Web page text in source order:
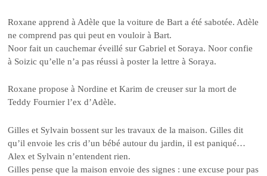
Roxane apprend à Adèle que la voiture de Bart a été sabotée. Adèle
ne comprend pas qui peut en vouloir à Bart.
Noor fait un cauchemar éveillé sur Gabriel et Soraya. Noor confie
à Soizic qu’elle n’a pas réussi à poster la lettre à Soraya.
Roxane propose à Nordine et Karim de creuser sur la mort de
Teddy Fournier l’ex d’Adèle.
Gilles et Sylvain bossent sur les travaux de la maison. Gilles dit
qu’il envoie les cris d’un bébé autour du jardin, il est paniqué…
Alex et Sylvain n’entendent rien.
Gilles pense que la maison envoie des signes : une excuse pour pas